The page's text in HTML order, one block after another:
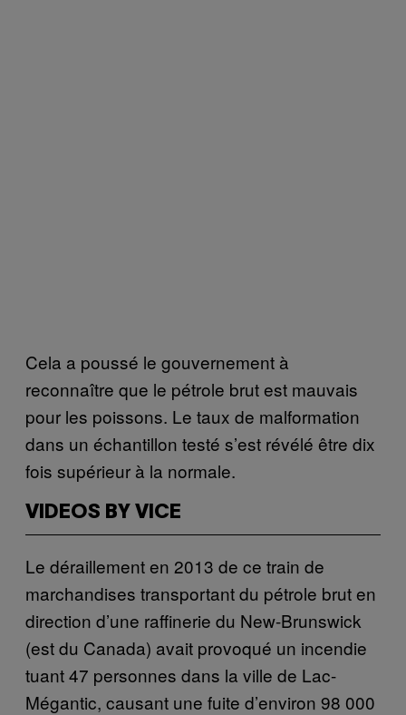
Cela a poussé le gouvernement à
reconnaître que le pétrole brut est mauvais
pour les poissons. Le taux de malformation
dans un échantillon testé s’est révélé être dix
fois supérieur à la normale.
VIDEOS BY VICE
Le déraillement en 2013 de ce train de
marchandises transportant du pétrole brut en
direction d’une raffinerie du New-Brunswick
(est du Canada) avait provoqué un incendie
tuant 47 personnes dans la ville de Lac-
Mégantic, causant une fuite d’environ 98 000